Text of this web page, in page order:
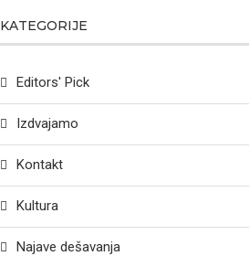
KATEGORIJE
Editors' Pick
Izdvajamo
Kontakt
Kultura
Najave dešavanja